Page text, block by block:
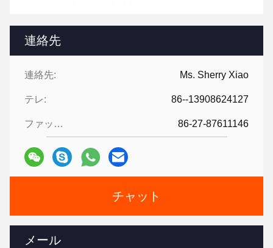
連絡先
連絡先: Ms. Sherry Xiao
テレ: 86--13908624127
ファックス: 86-27-87611146
チャット
メール